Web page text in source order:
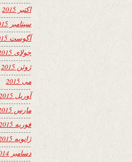
اکتبر 2015
سپتامبر 2015
آگوست 2015
جولای 2015
ژوئن 2015
می 2015
آوریل 2015
مارس 2015
فوریه 2015
ژانویه 2015
دسامبر 2014